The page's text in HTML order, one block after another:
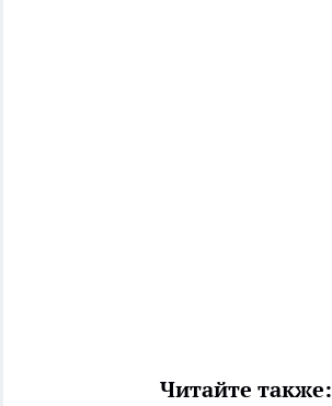
Читайте также: